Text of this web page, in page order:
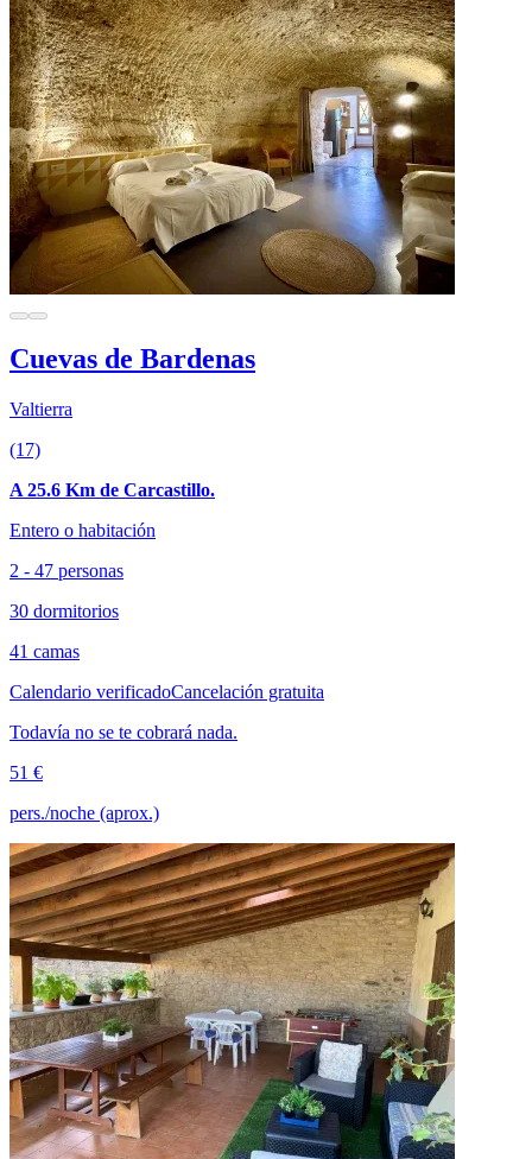
Cuevas de Bardenas
Valtierra
(17)
A 25.6 Km de Carcastillo.
Entero o habitación
2 - 47 personas
30 dormitorios
41 camas
Calendario verificadoCancelación gratuita
Todavía no se te cobrará nada.
51 €
pers./noche (aprox.)